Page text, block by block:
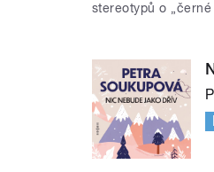
stereotypů o